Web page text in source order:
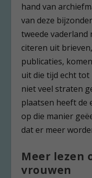
hand van
van deze
tweede
citeren uit
publicaties,
uit die tijd echt tot
niet veel straten
plaatsen heeft de
op die manier
dat er meer
Meer lezen
vrouwen